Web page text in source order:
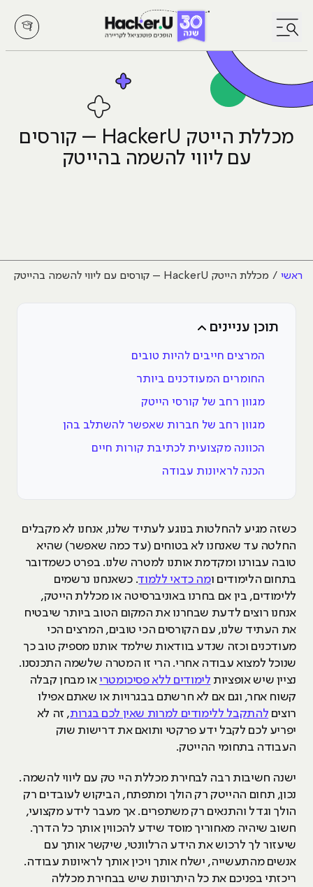
לחץ לפתיחת/סגירת תפריט
מכללת הייטק HackerU – קורסים
עם ליווי להשמה בהייטק
ראשי מכללת הייטק HackerU – קורסים עם ליווי להשמה בהייטק
תוכן עניינים
המרצים חייבים להיות טובים
החומרים המעודכנים ביותר
מגוון רחב של קורסי הייטק
מגוון רחב של חברות שאפשר להשתלב בהן
הכוונה מקצועית לכתיבת קורות חיים
הכנה לראיונות עבודה
כשזה מגיע להחלטות בנוגע לעתיד שלנו, אנחנו לא מקבלים
החלטה עד שאנחנו לא בטוחים (עד כמה שאפשר) שהיא
טובה עבורנו ומקדמת אותנו למטרה שלנו. בפרט כשמדובר
בתחום הלימודים ומה כדאי ללמוד. כשאנחנו נרשמים
ללימודים, בין אם בחרנו באוניברסיטה או מכללת הייטק,
אנחנו רוצים לדעת שבחרנו את המקום הטוב ביותר שיבטיח
את העתיד שלנו, עם הקורסים הכי טובים, המרצים הכי
מעודכנים וכזה שנדע בוודאות שילמד אותנו מספיק טוב כך
שנוכל למצוא עבודה אחרי. הרי זו המטרה שלשמה התכנסנו.
נציין שיש אופציות לימודים ללא פסיכומטרי או מבחן קבלה
קשוח אחר, וגם אם לא חרשתם בבגרויות או שאתם אפילו
רוצים להתקבל ללימודים למרות שאין לכם בגרות, זה לא
יפריע לכם לקבל ידע פרקטי ותואם את דרישות שוק
העבודה בתחומי ההייטק.
ישנה חשיבות רבה לבחירת מכללת היי טק עם ליווי להשמה.
נכון, תחום ההייטק רק הולך ומתפתח, הביקוש לעובדים רק
הולך וגדל והתנאים רק משתפרים. אך מעבר לידע מקצועי,
חשוב שיהיה מאחוריך מוסד שידע להכווין אותך כל הדרך.
שיעזור לך לרכוש את הידע הרלוונטי, שיקשר אותך עם
אנשים מהתעשייה, ישלח אותך ויכין אותך לראיונות עבודה.
ריכזתי בפניכם את כל היתרונות שיש בבחירת מכללה